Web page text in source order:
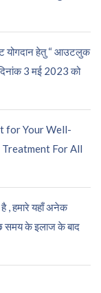
योगदान हेतु “ आउटलुक
3 मई 2023 को
for Your Well-
For All
, हमारे यहाँ अनेक
समय के इलाज के बाद